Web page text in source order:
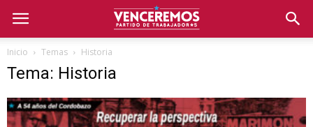
Inicio Temas Historia
Tema: Historia